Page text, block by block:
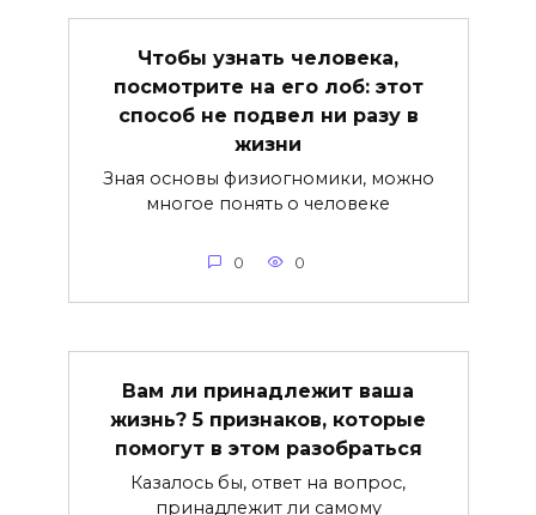
Чтобы узнать человека,
посмотрите на его лоб: этот
способ не подвел ни разу в
жизни
Зная основы физиогномики, можно
многое понять о человеке
0 0
Вам ли принадлежит ваша
жизнь? 5 признаков, которые
помогут в этом разобраться
Казалось бы, ответ на вопрос,
принадлежит ли самому